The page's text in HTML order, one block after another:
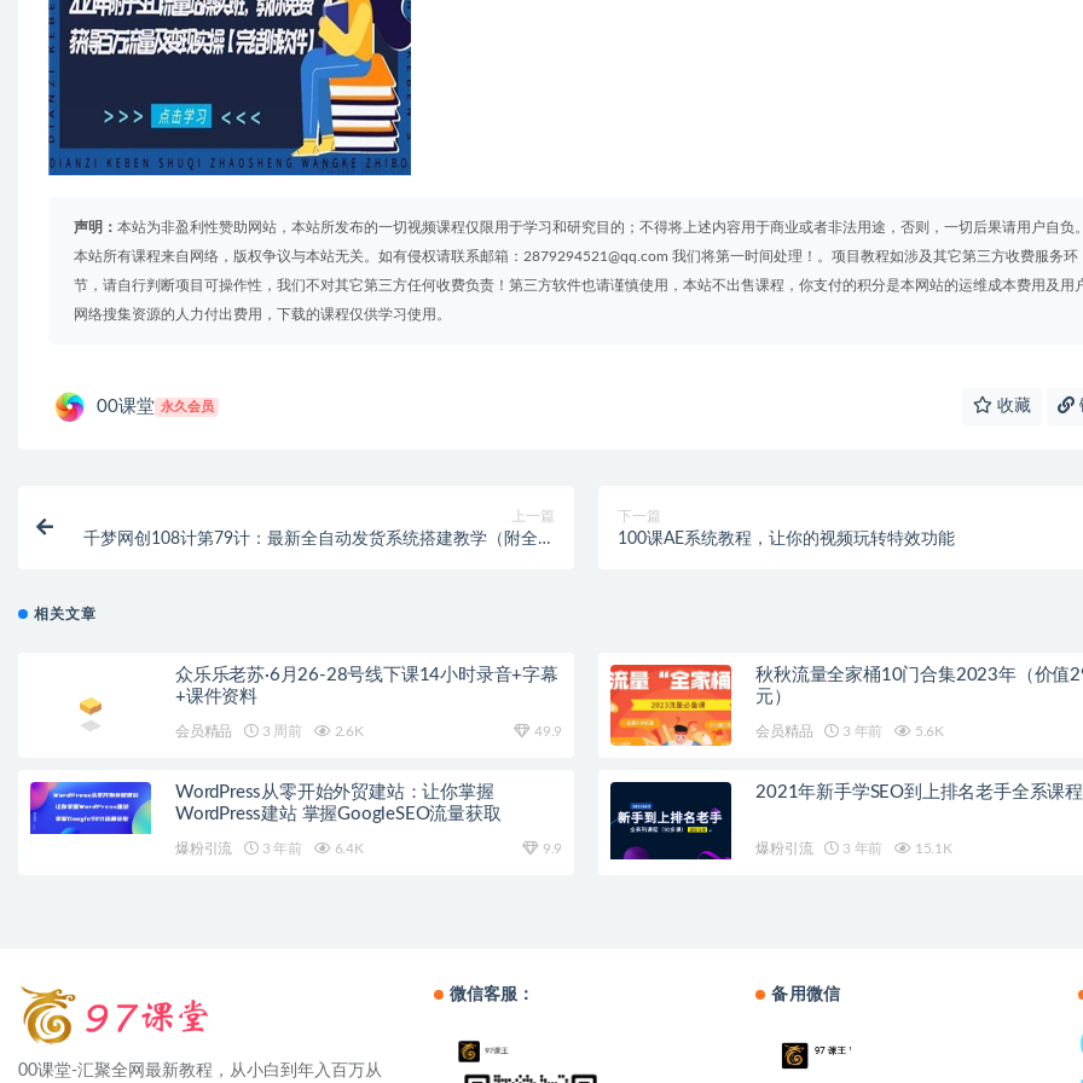
声明： 本站为非盈利性赞助网站，本站所发布的一切视频课程仅限用于学习和研究目的；不得将上述内容用于商业或者非法用途，否则，一切后果请用户自负。
本站所有课程来自网络，版权争议与本站无关。如有侵权请联系邮箱：2879294521@qq.com 我们将第一时间处理！。项目教程如涉及其它第三方收费服务环
节，请自行判断项目可操作性，我们不对其它第三方任何收费负责！第三方软件也请谨慎使用，本站不出售课程，你支付的积分是本网站的运维成本费用及用
网络搜集资源的人力付出费用，下载的课程仅供学习使用。
00课堂 永久会员 收藏
上一篇
千梦网创108计第79计：最新全自动发货系统搭建教学（附全套
下一篇
100课AE系统教程，让你的视频玩转特效功能
相关文章
众乐乐老苏·6月26-28号线下课14小时录音+字幕
+课件资料
会员精品 3 周前 2.6K 49.9
秋秋流量全家桶10门合集2023年（价值
元）
会员精品 3 年前 5.6K
WordPress从零开始外贸建站：让你掌握
WordPress建站 掌握GoogleSEO流量获取
爆粉引流 3 年前 6.4K 9.9
2021年新手学SEO到上排名老手全系课程
爆粉引流 3 年前 15.1K
00课堂-汇聚全网最新教程，从小白到年入百万从
微信客服： 备用微信